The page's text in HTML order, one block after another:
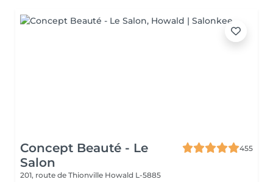
Concept Beauté - Le
Salon
455
201, route de Thionville Howald L-5885